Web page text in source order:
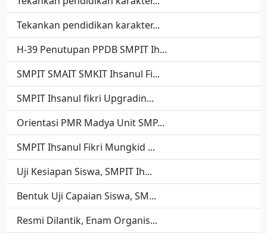
Tekankan pendidikan karakter...
H-39 Penutupan PPDB SMPIT Ih...
SMPIT SMAIT SMKIT Ihsanul Fi...
SMPIT Ihsanul fikri Upgradin...
Orientasi PMR Madya Unit SMP...
SMPIT Ihsanul Fikri Mungkid ...
Uji Kesiapan Siswa, SMPIT Ih...
Bentuk Uji Capaian Siswa, SM...
Resmi Dilantik, Enam Organis...